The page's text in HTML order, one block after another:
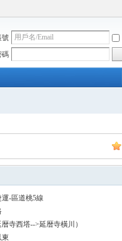
號
碼
-區道桃5線
寺西塔-->延暦寺橫川）
東